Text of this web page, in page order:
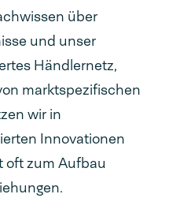
über
und unser
Händlernetz,
marktspezifischen
wir in
Innovationen
oft zum Aufbau